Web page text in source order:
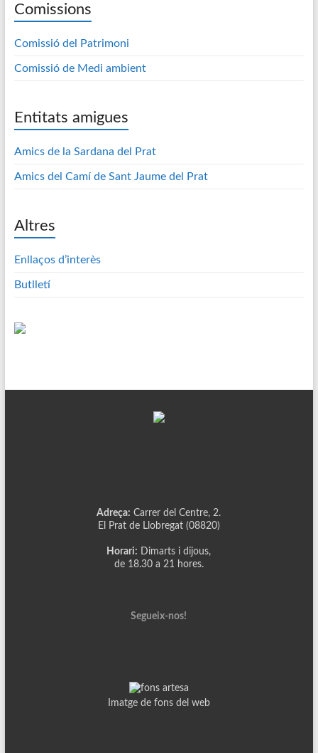
Comissions
Comissió del Patrimoni
Comissió de Medi ambient
Entitats amigues
Amics de la Sardana del Prat
Amics del Camí de Sant Jaume del Prat
Altres
Enllaços d’interès
Butlletí
Adreça: Carrer del Centre, 2.
El Prat de Llobregat (08820)
Horari: Dimarts i dijous,
de 18.30 a 21 hores.
Segueix-nos!
Imatge de fons del web